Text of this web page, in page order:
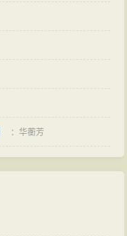
：华蘅芳